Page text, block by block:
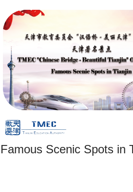
Famous Scenic Spots in